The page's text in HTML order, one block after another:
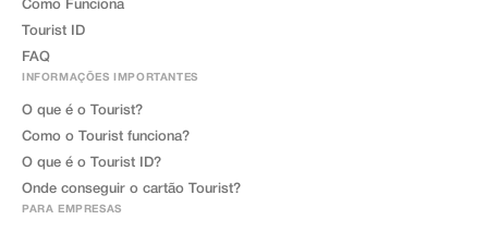
Como Funciona
Tourist ID
FAQ
INFORMAÇÕES IMPORTANTES
O que é o Tourist?
Como o Tourist funciona?
O que é o Tourist ID?
Onde conseguir o cartão Tourist?
PARA EMPRESAS